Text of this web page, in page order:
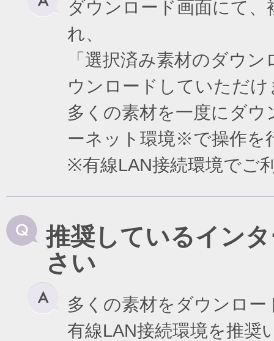
ダウンロード画面にて
れ、
「選択済み素材のダウ
ウンロードしていただけ
多くの素材を一度にダ
ーネット環境※で操作を
※有線LAN接続環境でご
推奨しているイン
さい
多くの素材をダウンロ
有線LAN接続環境を推奨